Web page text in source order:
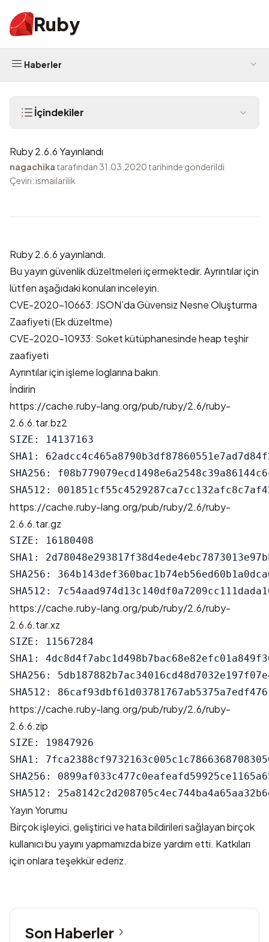
Ruby
Haberler
İçindekiler
Ruby 2.6.6 Yayınlandı
nagachika tarafından 31.03.2020 tarihinde gönderildi
Çeviri: ismailarilik
Ruby 2.6.6 yayınlandı.
Bu yayın güvenlik düzeltmeleri içermektedir. Ayrıntılar için
lütfen aşağıdaki konuları inceleyin.
CVE-2020-10663: JSON’da Güvensiz Nesne Oluşturma
Zaafiyeti (Ek düzeltme)
CVE-2020-10933: Soket kütüphanesinde heap teşhir
zaafiyeti
Ayrıntılar içinişleme loglarına bakın.
İndirin
https://cache.ruby-lang.org/pub/ruby/2.6/ruby-
2.6.6.tar.bz2
SIZE: 14137163
SHA1:
SHA256:
https://cache.ruby-lang.org/pub/ruby/2.6/ruby-
2.6.6.tar.gz
SIZE: 16180408
SHA1:
SHA256:
https://cache.ruby-lang.org/pub/ruby/2.6/ruby-
2.6.6.tar.xz
SIZE: 11567284
SHA1:
SHA256:
https://cache.ruby-lang.org/pub/ruby/2.6/ruby-
2.6.6.zip
SIZE: 19847926
SHA1:
SHA256:
Yayın Yorumu
Birçok işleyici, geliştirici ve hata bildirileri sağlayan birçok
kullanıcı bu yayını yapmamızda bize yardım etti. Katkıları
için onlara teşekkür ederiz.
Son Haberler